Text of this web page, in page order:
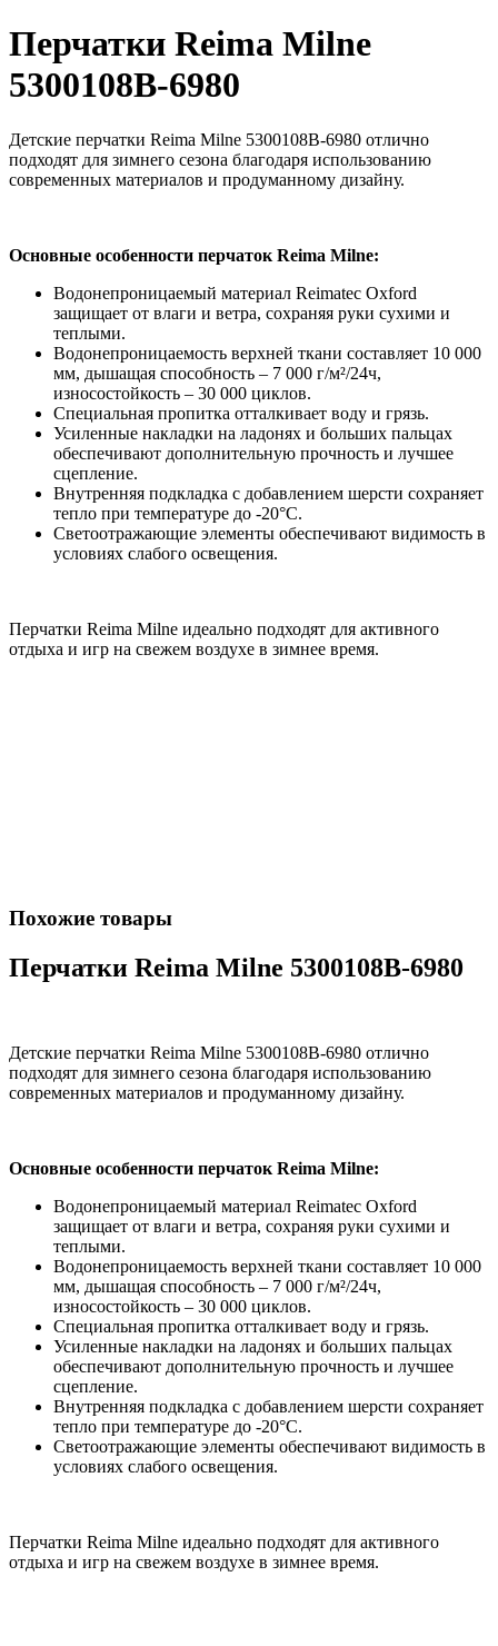
Перчатки Reima Milne
5300108B-6980
Детские перчатки Reima Milne 5300108B-6980 отлично
подходят для зимнего сезона благодаря использованию
современных материалов и продуманному дизайну.
Основные особенности перчаток Reima Milne:
Водонепроницаемый материал Reimatec Oxford
защищает от влаги и ветра, сохраняя руки сухими и
теплыми.
Водонепроницаемость верхней ткани составляет 10 000
мм, дышащая способность – 7 000 г/м²/24ч,
износостойкость – 30 000 циклов.
Специальная пропитка отталкивает воду и грязь.
Усиленные накладки на ладонях и больших пальцах
обеспечивают дополнительную прочность и лучшее
сцепление.
Внутренняя подкладка с добавлением шерсти сохраняет
тепло при температуре до -20°C.
Светоотражающие элементы обеспечивают видимость в
условиях слабого освещения.
Перчатки Reima Milnе идеально подходят для активного
отдыха и игр на свежем воздухе в зимнее время.
Похожие товары
Перчатки Reima Milne 5300108B-6980
Детские перчатки Reima Milne 5300108B-6980 отлично
подходят для зимнего сезона благодаря использованию
современных материалов и продуманному дизайну.
Основные особенности перчаток Reima Milne:
Водонепроницаемый материал Reimatec Oxford
защищает от влаги и ветра, сохраняя руки сухими и
теплыми.
Водонепроницаемость верхней ткани составляет 10 000
мм, дышащая способность – 7 000 г/м²/24ч,
износостойкость – 30 000 циклов.
Специальная пропитка отталкивает воду и грязь.
Усиленные накладки на ладонях и больших пальцах
обеспечивают дополнительную прочность и лучшее
сцепление.
Внутренняя подкладка с добавлением шерсти сохраняет
тепло при температуре до -20°C.
Светоотражающие элементы обеспечивают видимость в
условиях слабого освещения.
Перчатки Reima Milnе идеально подходят для активного
отдыха и игр на свежем воздухе в зимнее время.